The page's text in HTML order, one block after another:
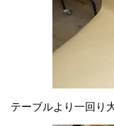
テーブルより一回り